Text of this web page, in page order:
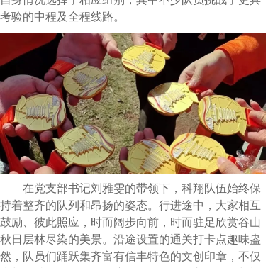
考验的中程及全程线路。
在党支部书记刘雅雯的带领下，科翔队伍始终保
持着整齐的队列和昂扬的姿态。行进途中，大家相互
鼓励、彼此照应，时而阔步向前，时而驻足欣赏谷山
秋日层林尽染的美景。沿途设置的通关打卡点趣味盎
然，队员们踊跃集齐富有信丰特色的文创印章，不仅